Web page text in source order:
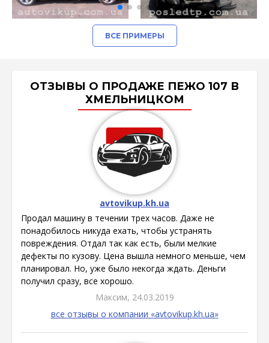
ВСЕ ПРИМЕРЫ
ОТЗЫВЫ О ПРОДАЖЕ ПЕЖО 107 В
ХМЕЛЬНИЦКОМ
avtovikup.kh.ua
Продал машину в течении трех часов. Даже не
понадобилось никуда ехать, чтобы устранять
повреждения. Отдал так как есть, были мелкие
дефекты по кузову. Цена вышла немного меньше, чем
планировал. Но, уже было некогда ждать. Деньги
получил сразу, все хорошо.
Максим, 24.03.2019
все отзывы о компании «avtovikup.kh.ua»